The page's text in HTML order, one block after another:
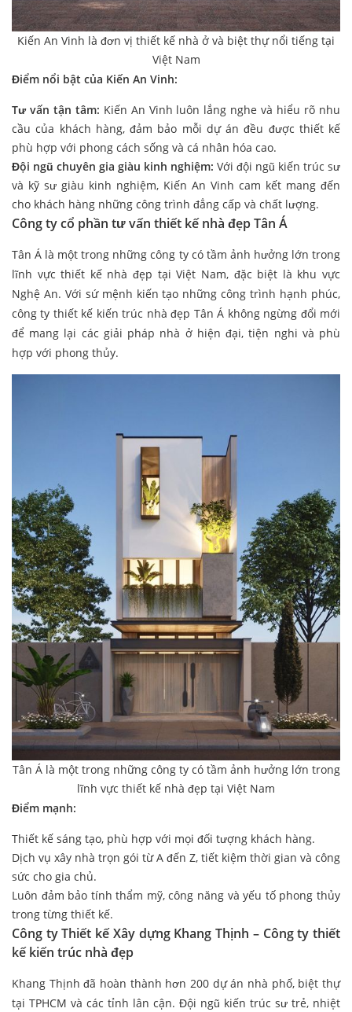
Kiến An Vinh là đơn vị thiết kế nhà ở và biệt thự nổi tiếng tại
Việt Nam
Điểm nổi bật của Kiến An Vinh:
Tư vấn tận tâm: Kiến An Vinh luôn lắng nghe và hiểu rõ nhu
cầu của khách hàng, đảm bảo mỗi dự án đều được thiết kế
phù hợp với phong cách sống và cá nhân hóa cao.
Đội ngũ chuyên gia giàu kinh nghiệm: Với đội ngũ kiến trúc sư
và kỹ sư giàu kinh nghiệm, Kiến An Vinh cam kết mang đến
cho khách hàng những công trình đẳng cấp và chất lượng.
Công ty cổ phần tư vấn thiết kế nhà đẹp Tân Á
Tân Á là một trong những công ty có tầm ảnh hưởng lớn trong
lĩnh vực thiết kế nhà đẹp tại Việt Nam, đặc biệt là khu vực
Nghệ An. Với sứ mệnh kiến tạo những công trình hạnh phúc,
công ty thiết kế kiến trúc nhà đẹp Tân Á không ngừng đổi mới
để mang lại các giải pháp nhà ở hiện đại, tiện nghi và phù
hợp với phong thủy.
Tân Á là một trong những công ty có tầm ảnh hưởng lớn trong
lĩnh vực thiết kế nhà đẹp tại Việt Nam
Điểm mạnh:
Thiết kế sáng tạo, phù hợp với mọi đối tượng khách hàng.
Dịch vụ xây nhà trọn gói từ A đến Z, tiết kiệm thời gian và công
sức cho gia chủ.
Luôn đảm bảo tính thẩm mỹ, công năng và yếu tố phong thủy
trong từng thiết kế.
Công ty Thiết kế Xây dựng Khang Thịnh – Công ty thiết
kế kiến trúc nhà đẹp
Khang Thịnh đã hoàn thành hơn 200 dự án nhà phố, biệt thự
tại TPHCM và các tỉnh lân cận. Đội ngũ kiến trúc sư trẻ, nhiệt